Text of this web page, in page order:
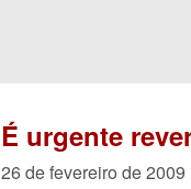
É urgente
26 de fevereiro de 2009